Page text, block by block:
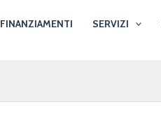
FINANZIAMENTI SERVIZI